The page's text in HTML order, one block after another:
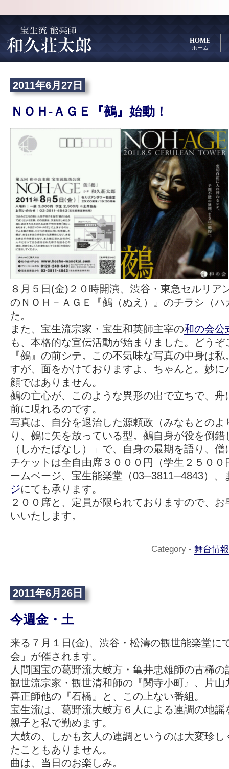
HOME
ホーム
2011年6月27日
ＮＯＨ-ＡＧＥ『鵺』始動！
８月５日(金)２０時開演、渋谷・東急セルリア
のＮＯＨ－ＡＧＥ『鵺（ぬえ）』のチラシ（ハ
た。
また、宝生流宗家・宝生和英師主宰の和の会公
も、本格的な宣伝活動が始まりました。どうぞ
『鵺』の前シテ。この不気味な写真の中身は
すが、面をかけておりますよ、ちゃんと。妙に
顔ではありません。
鵺の亡心が、このような異形の出で立ちで、舟
前に現れるのです。
写真は、自分を退治した源頼政（みなもとのよ
り、鵺に矢を放っている型。鵺自身が役を倒
（しかたばなし）」で、自身の最期を語り、
チケットは全自由席３０００円（学生２５０
ームページ、宝生能楽堂（03─3811─4843）、
ジにても承ります。
２００席と、定員が限られておりますので、
いいたします。
Category - 舞台情報
2011年6月26日
今週金・土
来る７月１日(金)、渋谷・松濤の観世能楽堂に
会」が催されます。
人間国宝の葛野流大鼓方・亀井忠雄師の古稀の
観世流宗家・観世清和師の『関寺小町』、片山
喜正師他の『石橋』と、この上ない番組。
宝生流は、葛野流大鼓方６人による連調の地
親子と私で勤めます。
大鼓の、しかも玄人の連調というのは大変珍
たこともありません。
曲は、当日のお楽しみ。